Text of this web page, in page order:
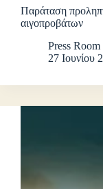
Παράταση
αιγοπροβάτων
Press
27 Ιουνίου